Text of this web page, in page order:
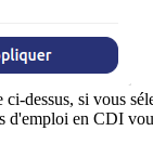
ci-dessus, si vous
d'emploi en CDI